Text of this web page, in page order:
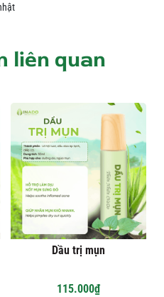
liên quan
Dầu trị mụn
115.000₫